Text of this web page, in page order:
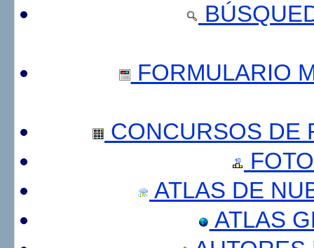
FORMULARIO
CONCURSOS DE
ATLAS DE
ATLAS